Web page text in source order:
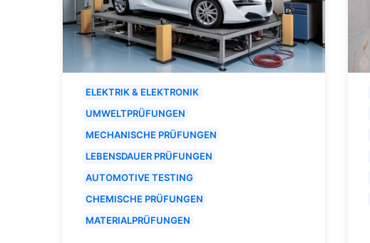
ELEKTRIK & ELEKTRONIK
UMWELTPRÜFUNGEN
MECHANISCHE PRÜFUNGEN
LEBENSDAUER PRÜFUNGEN
AUTOMOTIVE TESTING
CHEMISCHE PRÜFUNGEN
MATERIALPRÜFUNGEN